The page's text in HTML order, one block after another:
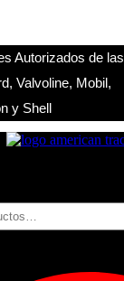
Autorizados de las
Valvoline, Mobil,
y Shell